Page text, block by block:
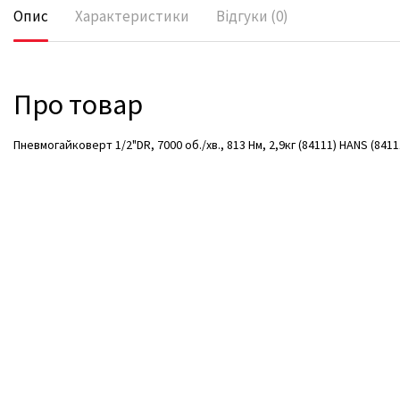
Опис Характеристики Відгуки (0)
Про товар
Пневмогайковерт 1/2"DR, 7000 об./хв., 813 Нм, 2,9кг (84111) HANS